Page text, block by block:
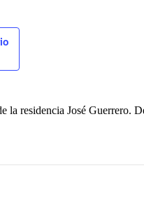
la residencia José Guerrero.